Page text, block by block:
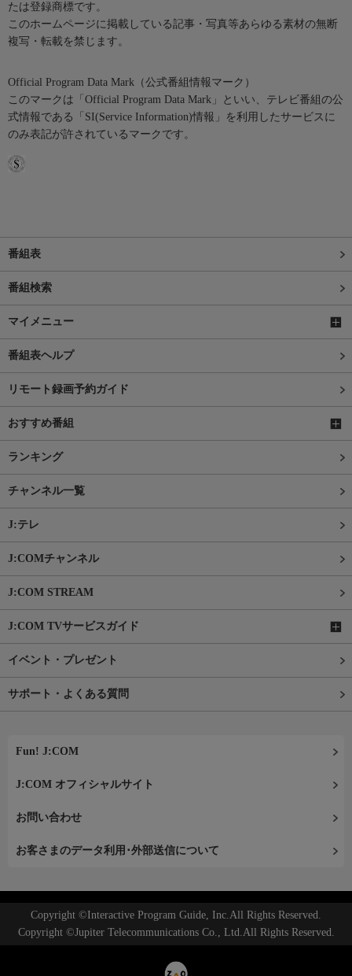
たは登録商標です。
このホームページに掲載している記事・写真等あらゆる素材の無断
複写・転載を禁じます。
Official Program Data Mark（公式番組情報マーク）
このマークは「Official Program Data Mark」といい、テレビ番組の公
式情報である「SI(Service Information)情報」を利用したサービスに
のみ表記が許されているマークです。
番組表
番組検索
マイメニュー
番組表ヘルプ
リモート録画予約ガイド
おすすめ番組
ランキング
チャンネル一覧
J:テレ
J:COMチャンネル
J:COM STREAM
J:COM TVサービスガイド
イベント・プレゼント
サポート・よくある質問
Fun! J:COM
J:COM オフィシャルサイト
お問い合わせ
お客さまのデータ利用･外部送信について
Copyright ©Interactive Program Guide, Inc.All Rights Reserved.
Copyright ©Jupiter Telecommunications Co., Ltd.All Rights Reserved.